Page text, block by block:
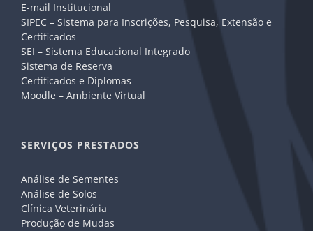
E-mail Institucional
SIPEC – Sistema para Inscrições, Pesquisa, Extensão e
Certificados
SEI – Sistema Educacional Integrado
Sistema de Reserva
Certificados e Diplomas
Moodle – Ambiente Virtual
SERVIÇOS PRESTADOS
Análise de Sementes
Análise de Solos
Clínica Veterinária
Produção de Mudas